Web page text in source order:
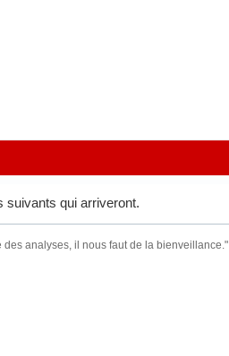
suivants qui arriveront.
analyses, il nous faut de la bienveillance."